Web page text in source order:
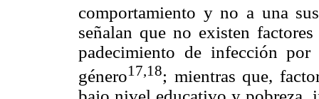
comportamiento y no a una
señalan que no existen
padecimiento de infección
género17,18; mientras que,